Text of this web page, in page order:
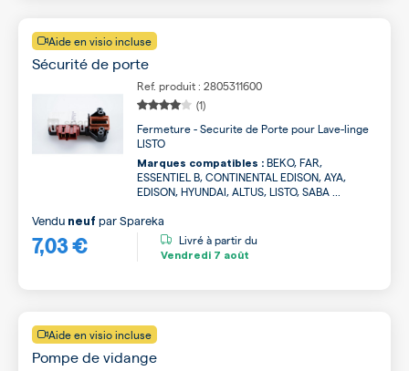
Aide en visio incluse
Sécurité de porte
Ref. produit : 2805311600
(1)
Fermeture - Securite de Porte pour Lave-linge
LISTO
Marques compatibles : BEKO, FAR,
ESSENTIEL B, CONTINENTAL EDISON, AYA,
EDISON, HYUNDAI, ALTUS, LISTO, SABA ...
7,03 €
Vendu neuf parSpareka
Livré à partir du
Vendredi 7 août
Aide en visio incluse
Pompe de vidange